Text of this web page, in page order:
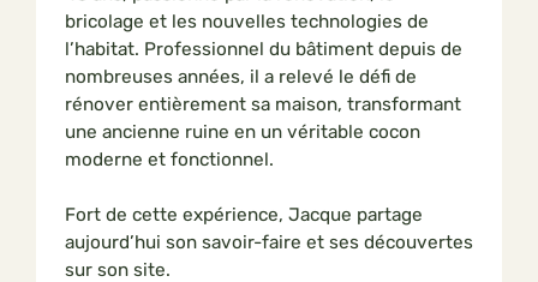
bricolage et les nouvelles technologies de
l’habitat. Professionnel du bâtiment depuis de
nombreuses années, il a relevé le défi de
rénover entièrement sa maison, transformant
une ancienne ruine en un véritable cocon
moderne et fonctionnel.
Fort de cette expérience, Jacque partage
aujourd’hui son savoir-faire et ses découvertes
sur son site.